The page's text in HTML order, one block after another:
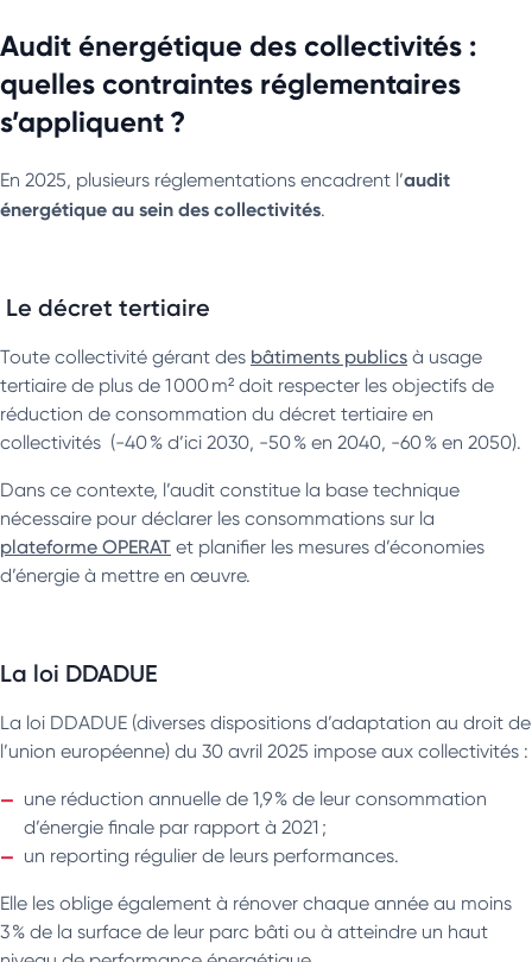
Audit énergétique des collectivités :
quelles contraintes réglementaires
s’appliquent ?
En 2025, plusieurs réglementations encadrent l’audit
énergétique au sein des collectivités.
Le décret tertiaire
Toute collectivité gérant des bâtiments publics à usage
tertiaire de plus de 1 000 m² doit respecter les objectifs de
réduction de consommation du décret tertiaire en
collectivités (-40 % d’ici 2030, -50 % en 2040, -60 % en 2050).
Dans ce contexte, l’audit constitue la base technique
nécessaire pour déclarer les consommations sur la
plateforme OPERAT et planifier les mesures d’économies
d’énergie à mettre en œuvre.
La loi DDADUE
La loi DDADUE (diverses dispositions d’adaptation au droit de
l’union européenne) du 30 avril 2025 impose aux collectivités :
une réduction annuelle de 1,9 % de leur consommation
d’énergie finale par rapport à 2021 ;
un reporting régulier de leurs performances.
Elle les oblige également à rénover chaque année au moins
3 % de la surface de leur parc bâti ou à atteindre un haut